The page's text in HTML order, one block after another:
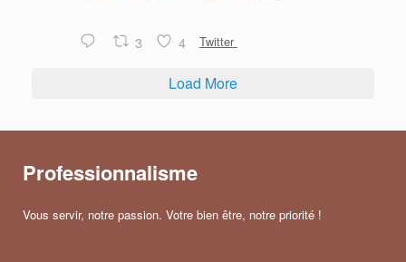
3 4 Twitter
Load More
Professionnalisme
Vous servir, notre passion. Votre bien être, notre priorité !